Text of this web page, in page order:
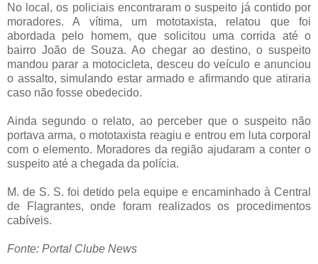
No local, os policiais encontraram o suspeito já contido por
moradores. A vítima, um mototaxista, relatou que foi
abordada pelo homem, que solicitou uma corrida até o
bairro João de Souza. Ao chegar ao destino, o suspeito
mandou parar a motocicleta, desceu do veículo e anunciou
o assalto, simulando estar armado e afirmando que atiraria
caso não fosse obedecido.
Ainda segundo o relato, ao perceber que o suspeito não
portava arma, o mototaxista reagiu e entrou em luta corporal
com o elemento. Moradores da região ajudaram a conter o
suspeito até a chegada da polícia.
M. de S. S. foi detido pela equipe e encaminhado à Central
de Flagrantes, onde foram realizados os procedimentos
cabíveis.
Fonte: Portal Clube News